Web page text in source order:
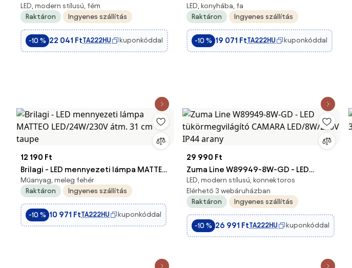
MONO 4xGX53/30W/230V bézs
LED, modern stílusú, fém
Raktáron
Ingyenes szállítás
-10 % 22 041 FtTA222HU kuponkóddal
RUSCIO 4xE27/40W/230V fekete/barna
LED, konyhába, fa
Raktáron
Ingyenes szállítás
-10 % 19 071 FtTA222HU kuponkóddal
12 190 Ft
Brilagi - LED mennyezeti lámpa MATTEO
LED/24W/230V átm. 31 cm taupe
Műanyag, meleg fehér
Raktáron
Ingyenes szállítás
-10 % 10 971 FtTA222HU kuponkóddal
29 990 Ft
Zuma Line W89949-8W-GD - LED
tükörmegvilágító CAMARA
LED/8W/230V IP44 arany
LED, modern stílusú, konnektoros
Elérhető 3 webáruházban
Raktáron
Ingyenes szállítás
-10 % 26 991 FtTA222HU kuponkóddal